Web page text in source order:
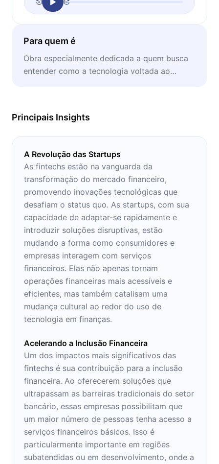
Para quem é
Obra especialmente dedicada a quem busca
entender como a tecnologia voltada ao
Principais Insights
A Revolução das Startups
As fintechs estão na vanguarda da
transformação do mercado financeiro,
promovendo inovações tecnológicas que
desafiam o status quo. As startups, com sua
capacidade de adaptar-se rapidamente e
introduzir soluções disruptivas, estão
mudando a forma como consumidores e
empresas interagem com serviços
financeiros. Elas não apenas tornam
operações financeiras mais acessíveis e
eficientes, mas também catalisam uma
mudança cultural ao redor do uso de
tecnologia em finanças.
Acelerando a Inclusão Financeira
Um dos impactos mais significativos das
fintechs é sua contribuição para a inclusão
financeira. Ao oferecerem soluções que
ultrapassam as barreiras tradicionais do setor
bancário, essas empresas possibilitam que
um maior número de pessoas tenha acesso a
serviços financeiros básicos. Isso é
particularmente importante em regiões
subatendidas ou em desenvolvimento, onde a